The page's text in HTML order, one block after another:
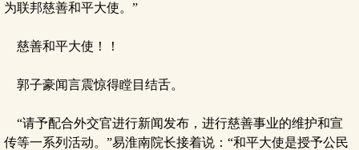
为联邦慈善和平大使。”
慈善和平大使！！
郭子豪闻言震惊得瞠目结舌。
“请予配合外交官进行新闻发布，进行慈善事业的维护和宣
传等一系列活动。”易淮南院长接着说：“和平大使是授予公民